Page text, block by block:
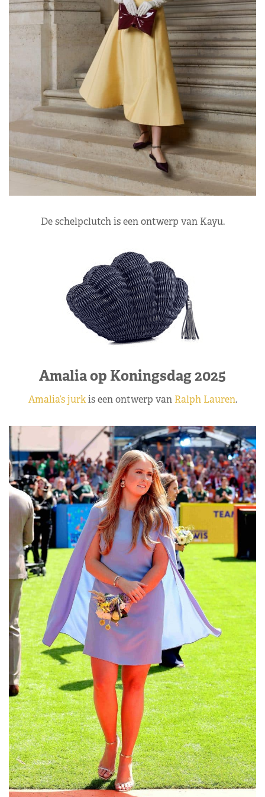
De schelpclutch is een ontwerp van Kayu.
Amalia op Koningsdag 2025
Amalia’s jurkis een ontwerp van Ralph Lauren.